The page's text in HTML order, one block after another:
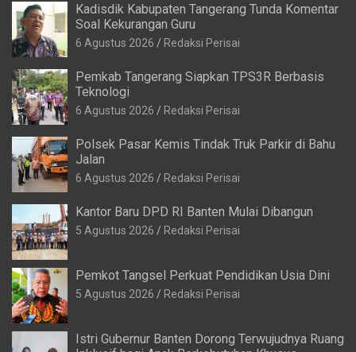
Kadisdik Kabupaten Tangerang Tunda Komentar
Soal Kekurangan Guru
6 Agustus 2026 Redaksi Perisai
Pemkab Tangerang Siapkan TPS3R Berbasis
Teknologi
6 Agustus 2026 Redaksi Perisai
Polsek Pasar Kemis Tindak Truk Parkir di Bahu
Jalan
6 Agustus 2026 Redaksi Perisai
Kantor Baru DPD RI Banten Mulai Dibangun
5 Agustus 2026 Redaksi Perisai
Pemkot Tangsel Perkuat Pendidikan Usia Dini
5 Agustus 2026 Redaksi Perisai
Istri Gubernur Banten Dorong Terwujudnya Ruang